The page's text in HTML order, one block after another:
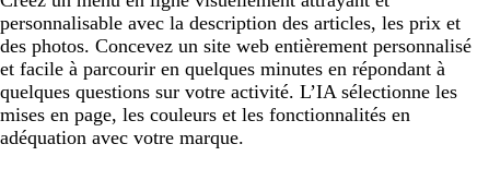
personnalisable avec la description des articles, les prix et
des photos. Concevez un site web entièrement personnalisé
et facile à parcourir en quelques minutes en répondant à
quelques questions sur votre activité. L’IA sélectionne les
mises en page, les couleurs et les fonctionnalités en
adéquation avec votre marque.